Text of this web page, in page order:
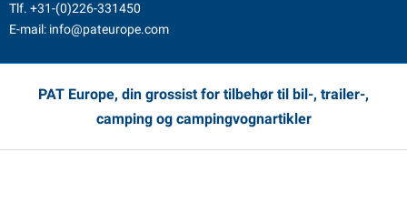
Tlf. +31-(0)226-331450
E-mail: info@pateurope.com
PAT Europe, din grossist for tilbehør til bil-, trailer-,
camping og campingvognartikler